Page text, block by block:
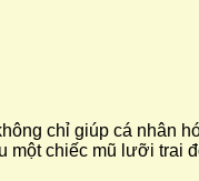
chỉ giúp cá nhân
chiếc mũ lưỡi trai